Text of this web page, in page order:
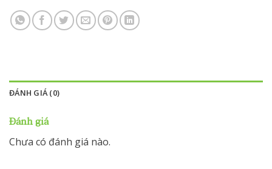
ĐÁNH GIÁ (0)
Đánh giá
Chưa có đánh giá nào.